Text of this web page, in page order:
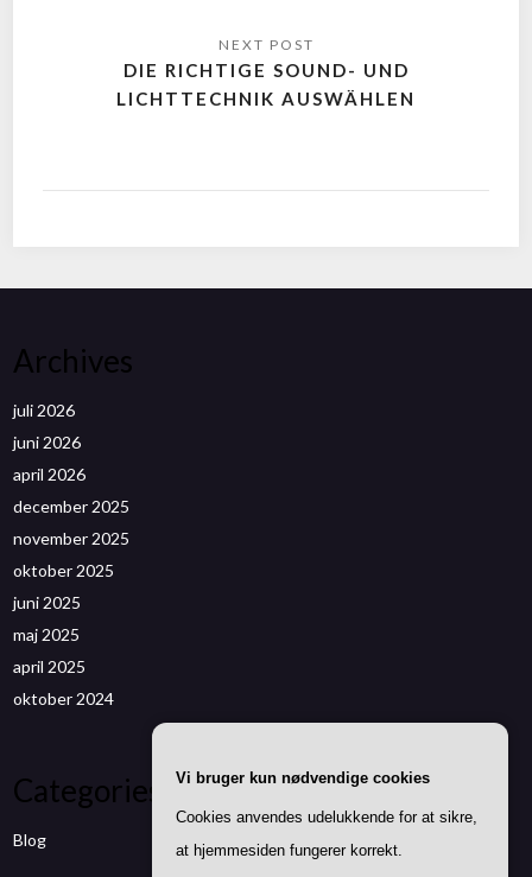
DIE RICHTIGE SOUND- UND
LICHTTECHNIK AUSWÄHLEN
Archives
juli 2026
juni 2026
april 2026
december 2025
november 2025
oktober 2025
juni 2025
maj 2025
april 2025
oktober 2024
Categories
Blog
Vi bruger kun nødvendige cookies
Cookies anvendes udelukkende for at sikre,
at hjemmesiden fungerer korrekt.